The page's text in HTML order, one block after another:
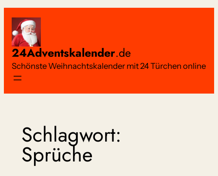
Inhalt
springen
24Adventskalender.de
Schönste Weihnachtskalender mit 24 Türchen online
Schlagwort:
Sprüche